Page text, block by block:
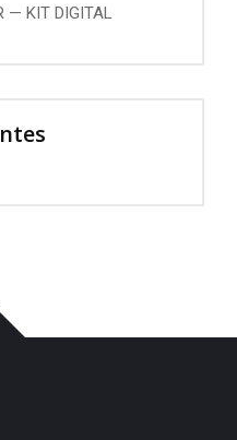
— KIT DIGITAL